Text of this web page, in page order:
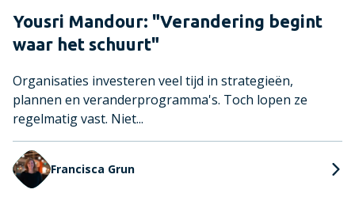
Yousri Mandour: "Verandering begint
waar het schuurt"
Organisaties investeren veel tijd in strategieën,
plannen en veranderprogramma's. Toch lopen ze
regelmatig vast. Niet...
Francisca Grun